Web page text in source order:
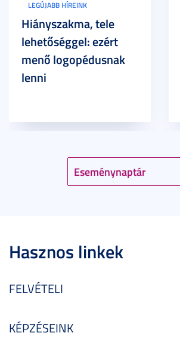
Eseménynaptár
LEGÚJABB HÍREINK
Hiányszakma, tele
lehetőséggel: ezért
menő logopédusnak
lenni
Hasznos linkek
FELVÉTELI
KÉPZÉSEINK